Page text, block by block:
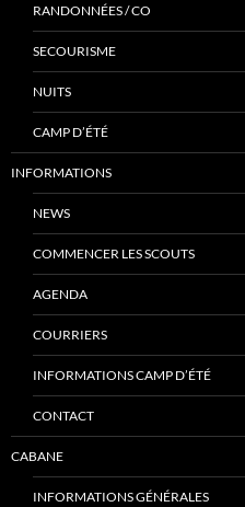
RANDONNÉES / CO
SECOURISME
NUITS
CAMP D’ÉTÉ
INFORMATIONS
NEWS
COMMENCER LES SCOUTS
AGENDA
COURRIERS
INFORMATIONS CAMP D’ÉTÉ
CONTACT
CABANE
INFORMATIONS GÉNÉRALES